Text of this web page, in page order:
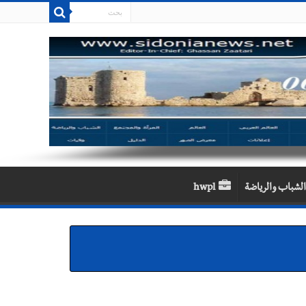
الشباب والرياضة hwpl